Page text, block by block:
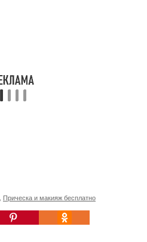
Прическа и макияж бесплатно